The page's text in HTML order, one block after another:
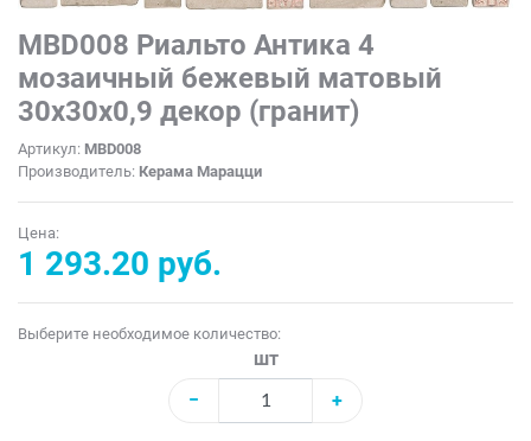
MBD008 Риальто Антика 4
мозаичный бежевый матовый
30х30х0,9 декор (гранит)
Артикул: MBD008
Производитель: Керама Марацци
Цена:
1 293.20 руб.
Выберите необходимое количество:
шт
−
+